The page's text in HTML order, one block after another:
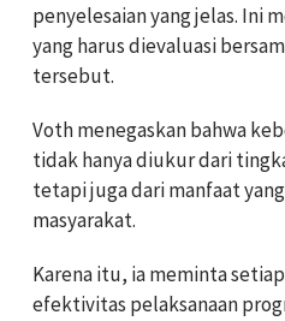
penyelesaian yang jelas. Ini
yang harus dievaluasi
tersebut.
Voth menegaskan bahwa
tidak hanya diukur dari
tetapi juga dari manfaat
masyarakat.
Karena itu, ia meminta
efektivitas pelaksanaan